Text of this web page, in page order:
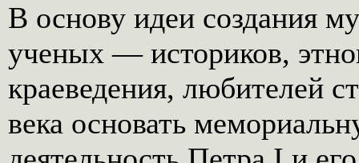
В основу идеи создания
ученых — историков,
краеведения, любителей
века основать